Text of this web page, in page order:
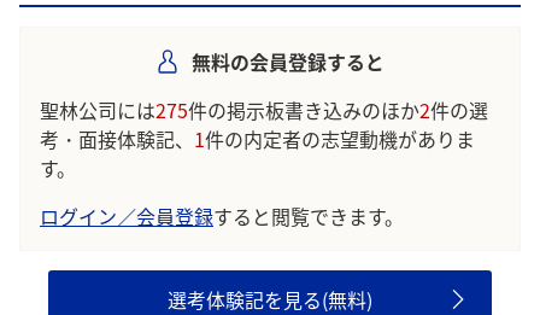
無料の会員登録すると
聖林公司には275件の掲示板書き込みのほか2件の選
考・面接体験記、 1件の内定者の志望動機がありま
す。
ログイン／会員登録すると閲覧できます。
選考体験記を見る(無料)